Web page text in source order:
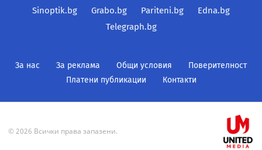
Sinoptik.bg
Grabo.bg Pariteni.bg
Edna.bg
Telegraph.bg
За нас За реклама Общи условия
Поверителност
Платени публикации
Контакти
© 2026 Всички права запазени.